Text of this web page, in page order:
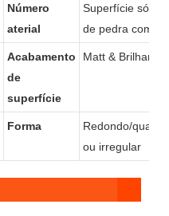
Número
aterial
Superfície
de pedra com
Acabamento
de
superfície
Matt & Brilhante
Forma
Redondo/
ou irregular